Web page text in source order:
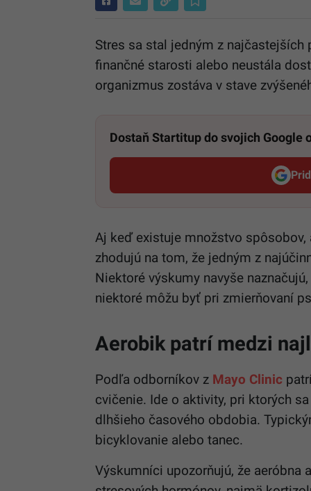
Stres sa stal jedným z
finančné starosti alebo neustála
organizmus zostáva v stave
Dostaň Startitup do svojich Google
Aj keď existuje množstvo
zhodujú na tom, že jedným z
Niektoré výskumy navyše
niektoré môžu byť pri zmierňovaní
Aerobik patrí medzi
Podľa odborníkov z Mayo Clinic
cvičenie. Ide o aktivity, pri ktorých
dlhšieho časového obdobia.
bicyklovanie alebo tanec.
Výskumníci upozorňujú, že aeróbna